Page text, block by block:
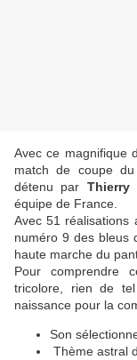
Avec ce magnifique
match de coupe
détenu par Thierry
équipe de France.
Avec 51 réalisations
numéro 9 des bleus
haute marche du
Pour comprendre
tricolore, rien de
naissance pour la
Son
Thème astral